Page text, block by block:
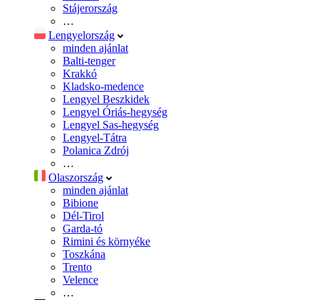
Stájerország
…
Lengyelország
minden ajánlat
Balti-tenger
Krakkó
Kladsko-medence
Lengyel Beszkidek
Lengyel Óriás-hegység
Lengyel Sas-hegység
Lengyel-Tátra
Polanica Zdrój
…
Olaszország
minden ajánlat
Bibione
Dél-Tirol
Garda-tó
Rimini és környéke
Toszkána
Trento
Velence
…